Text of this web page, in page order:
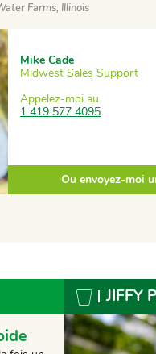
Farms, Illinois
Mike Cade
Midwest Sales Support
Appelez-moi au
1 419 577 4095
Ou envoyez-moi
JIFFY